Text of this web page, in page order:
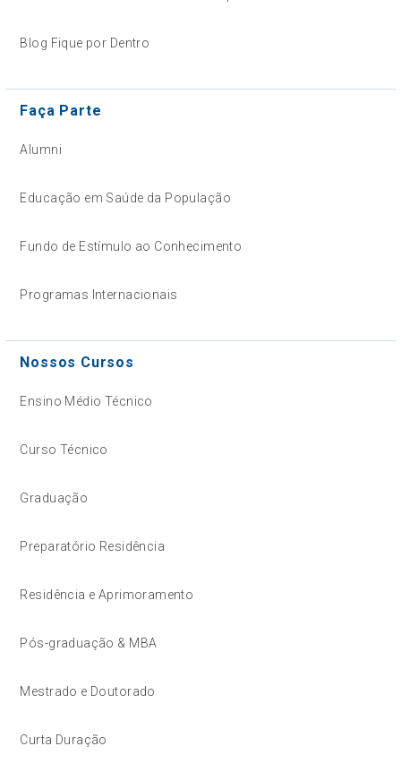
Blog Fique por Dentro
Faça Parte
Alumni
Educação em Saúde da População
Fundo de Estímulo ao Conhecimento
Programas Internacionais
Nossos Cursos
Ensino Médio Técnico
Curso Técnico
Graduação
Preparatório Residência
Residência e Aprimoramento
Pós-graduação & MBA
Mestrado e Doutorado
Curta Duração